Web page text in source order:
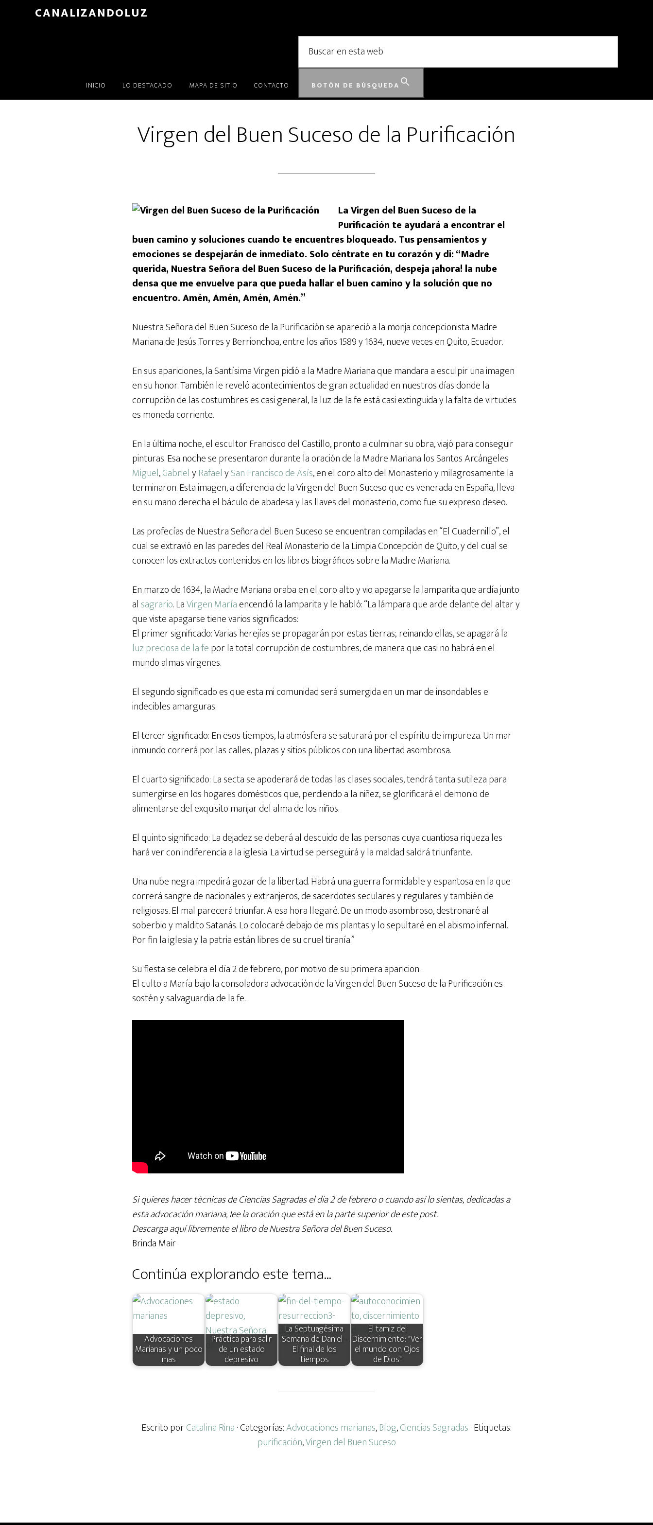
CANALIZANDOLUZ
INICIO LO DESTACADO MAPA DE SITIO CONTACTO BOTÓN DE BÚSQUEDA
Virgen del Buen Suceso de la Purificación
La Virgen del Buen Suceso de la
Purificación te ayudará a encontrar el
buen camino y soluciones cuando te encuentres bloqueado. Tus pensamientos y
emociones se despejarán de inmediato. Solo céntrate en tu corazón y di: “Madre
querida, Nuestra Señora del Buen Suceso de la Purificación, despeja ¡ahora! la nube
densa que me envuelve para que pueda hallar el buen camino y la solución que no
encuentro. Amén, Amén, Amén, Amén.”
Nuestra Señora del Buen Suceso de la Purificación se apareció a la monja concepcionista Madre
Mariana de Jesús Torres y Berrionchoa, entre los años 1589 y 1634, nueve veces en Quito, Ecuador.
En sus apariciones, la Santísima Virgen pidió a la Madre Mariana que mandara a esculpir una imagen
en su honor. También le reveló acontecimientos de gran actualidad en nuestros días donde la
corrupción de las costumbres es casi general, la luz de la fe está casi extinguida y la falta de virtudes
es moneda corriente.
En la última noche, el escultor Francisco del Castillo, pronto a culminar su obra, viajó para conseguir
pinturas. Esa noche se presentaron durante la oración de la Madre Mariana los Santos Arcángeles
Miguel,GabrielyRafaelySan Francisco de Asís, en el coro alto del Monasterio y milagrosamente la
terminaron. Esta imagen, a diferencia de la Virgen del Buen Suceso que es venerada en España, lleva
en su mano derecha el báculo de abadesa y las llaves del monasterio, como fue su expreso deseo.
Las profecías de Nuestra Señora del Buen Suceso se encuentran compiladas en “El Cuadernillo”, el
cual se extravió en las paredes del Real Monasterio de la Limpia Concepción de Quito, y del cual se
conocen los extractos contenidos en los libros biográficos sobre la Madre Mariana.
En marzo de 1634, la Madre Mariana oraba en el coro alto y vio apagarse la lamparita que ardía junto
al sagrario. LaVirgen Maríaencendió la lamparita y le habló: “La lámpara que arde delante del altar y
que viste apagarse tiene varios significados:
El primer significado: Varias herejías se propagarán por estas tierras; reinando ellas, se apagará la
luz preciosa de la fepor la total corrupción de costumbres, de manera que casi no habrá en el
mundo almas vírgenes.
El segundo significado es que esta mi comunidad será sumergida en un mar de insondables e
indecibles amarguras.
El tercer significado: En esos tiempos, la atmósfera se saturará por el espíritu de impureza. Un mar
inmundo correrá por las calles, plazas y sitios públicos con una libertad asombrosa.
El cuarto significado: La secta se apoderará de todas las clases sociales, tendrá tanta sutileza para
sumergirse en los hogares domésticos que, perdiendo a la niñez, se glorificará el demonio de
alimentarse del exquisito manjar del alma de los niños.
El quinto significado: La dejadez se deberá al descuido de las personas cuya cuantiosa riqueza les
hará ver con indiferencia a la iglesia. La virtud se perseguirá y la maldad saldrá triunfante.
Una nube negra impedirá gozar de la libertad. Habrá una guerra formidable y espantosa en la que
correrá sangre de nacionales y extranjeros, de sacerdotes seculares y regulares y también de
religiosas. El mal parecerá triunfar. A esa hora llegaré. De un modo asombroso, destronaré al
soberbio y maldito Satanás. Lo colocaré debajo de mis plantas y lo sepultaré en el abismo infernal.
Por fin la iglesia y la patria están libres de su cruel tiranía.”
Su fiesta se celebra el día 2 de febrero, por motivo de su primera aparicion.
El culto a María bajo la consoladora advocación de la Virgen del Buen Suceso de la Purificación es
sostén y salvaguardia de la fe.
Si quieres hacer técnicas de Ciencias Sagradas el día 2 de febrero o cuando así lo sientas, dedicadas a
esta advocación mariana, lee la oración que está en la parte superior de este post.
Descarga aquí libremente el libro de Nuestra Señora del Buen Suceso.
Brinda Mair
Continúa explorando este tema...
Advocaciones
Marianas y un poco
mas
Práctica para salir
de un estado
depresivo
La Septuagésima
Semana de Daniel -
El final de los
tiempos
El tamiz del
Discernimiento: "Ver
el mundo con Ojos
de Dios"
Escrito porCatalina Rina· Categorías:Advocaciones marianas,Blog,Ciencias Sagradas· Etiquetas:
purificación,Virgen del Buen Suceso